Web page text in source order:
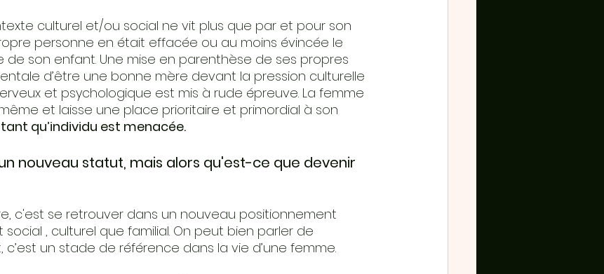
culturel et/ou social ne vit plus que par et pour son
personne en était effacée ou au moins évincée le
son enfant. Une mise en parenthèse de ses propres
d’être une bonne mère devant la pression culturelle
et psychologique est mis à rude épreuve. La femme
et laisse une place prioritaire et primordial à son
qu’individu est menacée.
nouveau statut, mais alors qu'est-ce que devenir
c'est se retrouver dans un nouveau positionnement
social , culturel que familial. On peut bien parler de
un stade de référence dans la vie d’une femme.